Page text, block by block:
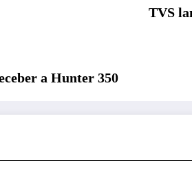
TVS
a Hunter 350